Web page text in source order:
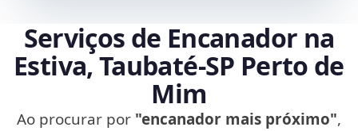
Serviços de Encanador na
Estiva, Taubaté‑SP Perto de
Mim
Ao procurar por "encanador mais próximo",